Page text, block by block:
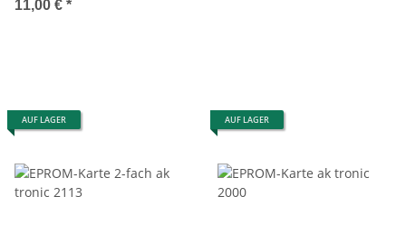
Bedienungshandbuch
11,00 € *
AUF LAGER AUF LAGER